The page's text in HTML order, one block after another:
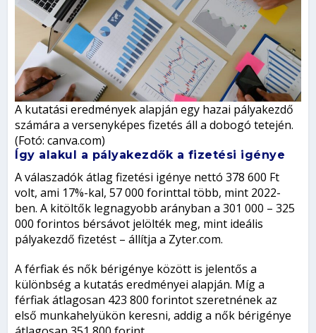
A kutatási eredmények alapján egy hazai pályakezdő
számára a versenyképes fizetés áll a dobogó tetején.
(Fotó: canva.com)
Így alakul a pályakezdők a fizetési igénye
A válaszadók átlag fizetési igénye nettó 378 600 Ft
volt, ami 17%-kal, 57 000 forinttal több, mint 2022-
ben. A kitöltők legnagyobb arányban a 301 000 – 325
000 forintos bérsávot jelölték meg, mint ideális
pályakezdő fizetést – állítja a Zyter.com.
A férfiak és nők bérigénye között is jelentős a
különbség a kutatás eredményei alapján. Míg a
férfiak átlagosan 423 800 forintot szeretnének az
első munkahelyükön keresni, addig a nők bérigénye